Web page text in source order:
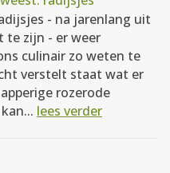
- na jarenlang uit
te zijn - er weer
culinair zo weten te
verstelt staat wat er
rozerode
lees verder